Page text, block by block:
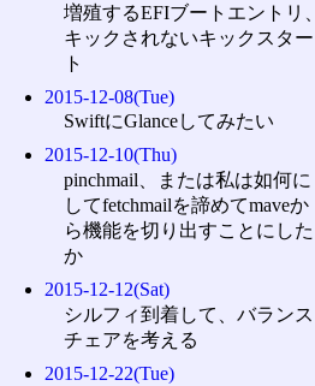
増殖するEFIブートエントリ、
キックされないキックスター
ト
2015-12-08(Tue)
SwiftにGlanceしてみたい
2015-12-10(Thu)
pinchmail、または私は如何に
してfetchmailを諦めてmaveか
ら機能を切り出すことにした
か
2015-12-12(Sat)
シルフィ到着して、バランス
チェアを考える
2015-12-22(Tue)